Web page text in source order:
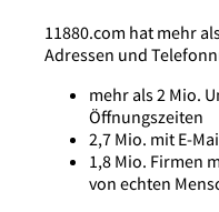
11880.com hat mehr
Adressen und
mehr als 2 Mio.
Öffnungszeiten
2,7 Mio. mit E-
1,8 Mio. Firmen
von echten